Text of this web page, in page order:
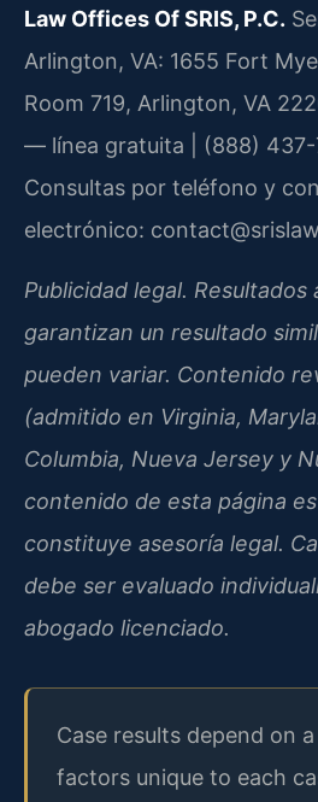
Law Offices Of SRIS, P.C.
Arlington, VA: 1655 Fort
Room 719, Arlington, VA
— línea gratuita | (888)
Consultas por teléfono y
electrónico:
Publicidad legal.
garantizan un resultado
pueden variar. Contenido
(admitido en Virginia,
Columbia, Nueva Jersey y
contenido de esta página
constituye asesoría legal.
debe ser evaluado
abogado licenciado.
Case results depend on
factors unique to each